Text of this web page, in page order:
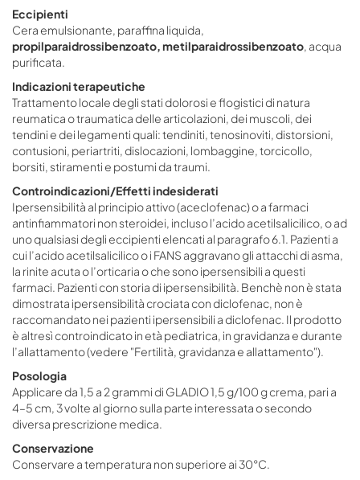
Eccipienti
Cera emulsionante, paraffina liquida,
propilparaidrossibenzoato, metilparaidrossibenzoato, acqua
purificata.
Indicazioni terapeutiche
Trattamento locale degli stati dolorosi e flogistici di natura
reumatica o traumatica delle articolazioni, dei muscoli, dei
tendini e dei legamenti quali: tendiniti, tenosinoviti, distorsioni,
contusioni, periartriti, dislocazioni, lombaggine, torcicollo,
borsiti, stiramenti e postumi da traumi.
Controindicazioni/Effetti indesiderati
Ipersensibilità al principio attivo (aceclofenac) o a farmaci
antinfiammatori non steroidei, incluso l’acido acetilsalicilico, o ad
uno qualsiasi degli eccipienti elencati al paragrafo 6.1. Pazienti a
cui l’acido acetilsalicilico o i FANS aggravano gli attacchi di asma,
la rinite acuta o l’orticaria o che sono ipersensibili a questi
farmaci. Pazienti con storia di ipersensibilità. Benchè non è stata
dimostrata ipersensibilità crociata con diclofenac, non è
raccomandato nei pazienti ipersensibili a diclofenac. Il prodotto
è altresì controindicato in età pediatrica, in gravidanza e durante
l’allattamento (vedere "Fertilità, gravidanza e allattamento").
Posologia
Applicare da 1,5 a 2 grammi di GLADIO 1,5 g/100 g crema, pari a
4–5 cm, 3 volte al giorno sulla parte interessata o secondo
diversa prescrizione medica.
Conservazione
Conservare a temperatura non superiore ai 30°C.